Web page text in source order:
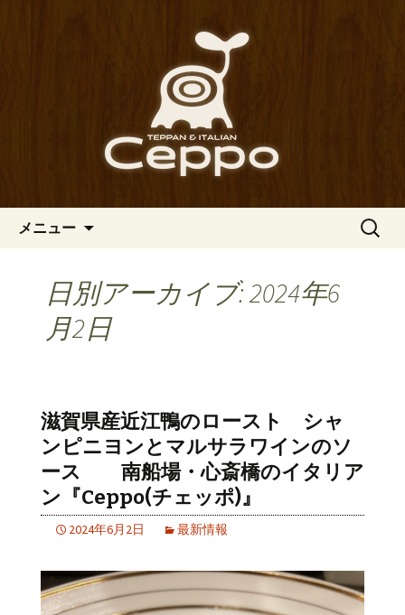
南船場・心斎橋のイタリアン
「Ceppo（チェッポ）」の公式
イタリアン「Ceppo（チェッポ）」。
さまざまなパスタや讃岐オリーブ牛の
ステーキのほか、バルメニューも豊富
にご用意。デートにも一人飲みのお客
様にもぴったりです。
メニュー
検
日別アーカイブ: 2024年6
月2日
滋賀県産近江鴨のロースト シャ
ンピニヨンとマルサラワインのソ
ース 南船場・心斎橋のイタリア
ン『Ceppo(チェッポ)』
2024年6月2日 最新情報